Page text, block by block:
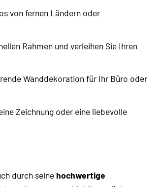
von fernen Ländern oder
Rahmen und verleihen Sie Ihren
Wanddekoration für Ihr Büro oder
Zeichnung oder eine liebevolle
durch seine hochwertige